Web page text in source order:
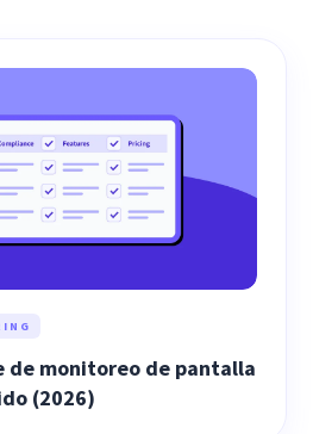
de monitoreo de pantalla
(2026)